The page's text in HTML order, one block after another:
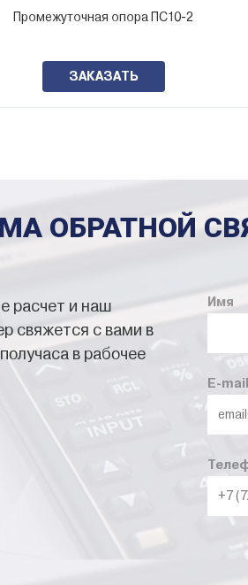
Промежуточная опора ПС10-2
ЗАКАЗАТЬ
ОБРАТНОЙ
расчет и наш
свяжется с вами в
в рабочее
Имя
E-mail